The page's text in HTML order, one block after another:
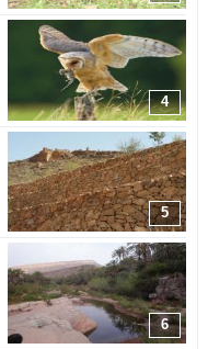
4
5
6